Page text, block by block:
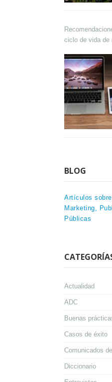
ciclo de vida de
BLOG
Artículos
Marketing,
Públicas
Actualidad
ADC
Buenas
Casos de éxito
Comunicados
Diccionario